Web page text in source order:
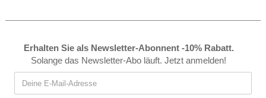
Erhalten Sie als Newsletter-Abonnent -10% Rabatt.
Solange das Newsletter-Abo läuft. Jetzt anmelden!